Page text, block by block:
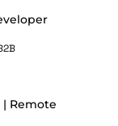
| Remote